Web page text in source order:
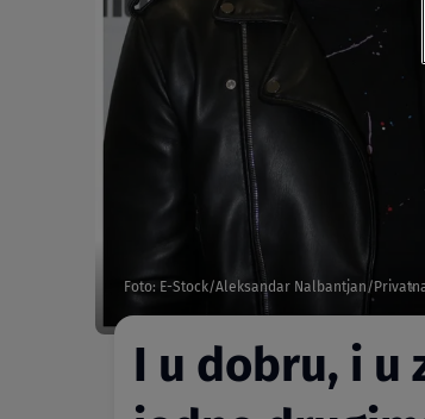
Foto: E-Stock/Aleksandar Nalbantjan/
I u dobru, i u